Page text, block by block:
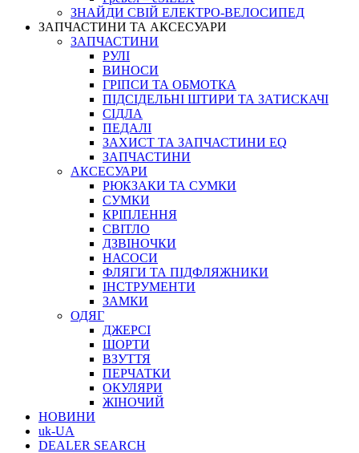
ЗНАЙДИ СВІЙ ЕЛЕКТРО-ВЕЛОСИПЕД
ЗАПЧАСТИНИ ТА АКСЕСУАРИ
ЗАПЧАСТИНИ
РУЛІ
ВИНОСИ
ГРІПСИ ТА ОБМОТКА
ПІДСІДЕЛЬНІ ШТИРИ ТА ЗАТИСКАЧІ
СІДЛА
ПЕДАЛІ
ЗАХИСТ ТА ЗАПЧАСТИНИ EQ
ЗАПЧАСТИНИ
АКСЕСУАРИ
РЮКЗАКИ ТА СУМКИ
СУМКИ
КРІПЛЕННЯ
СВІТЛО
ДЗВІНОЧКИ
НАСОСИ
ФЛЯГИ ТА ПІДФЛЯЖНИКИ
ІНСТРУМЕНТИ
ЗАМКИ
ОДЯГ
ДЖЕРСІ
ШОРТИ
ВЗУТТЯ
ПЕРЧАТКИ
ОКУЛЯРИ
ЖІНОЧИЙ
НОВИНИ
uk-UA
DEALER SEARCH